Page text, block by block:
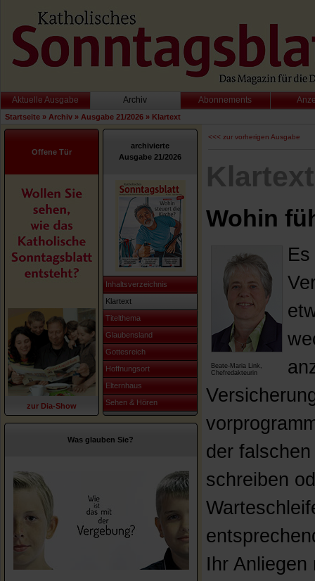
Aktuelle Ausgabe Archiv Abonnements
Startseite » Archiv » Ausgabe 21/2026 » Klartext
Offene Tür
zur Dia-Show
archivierte
Ausgabe 21/2026
Inhaltsverzeichnis
Klartext
Titelthema
Glaubensland
Gottesreich
Hoffnungsort
Elternhaus
Sehen & Hören
Was glauben Sie?
<<< zur vorherigen Ausgabe
Klartext
Wohin
Beate-Maria Link,
Chefredakteurin
der
schreiben
Ihr Anliegen